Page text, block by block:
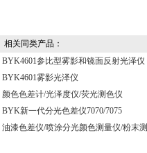
相关同类产品：
BYK4601参比型雾影和镜面反射光泽仪
BYK4601雾影光泽仪
颜色色差计/光泽度仪/荧光测色仪
BYK新一代分光色差仪7070/7075
油漆色差仪/喷涂分光颜色测量仪/粉末